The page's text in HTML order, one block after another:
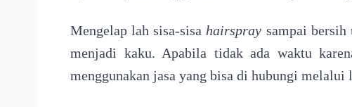
Mengelap lah sisa-sisa hairspray sampai
menjadi kaku. Apabila tidak ada waktu
menggunakan jasa yang bisa di hubungi melalui